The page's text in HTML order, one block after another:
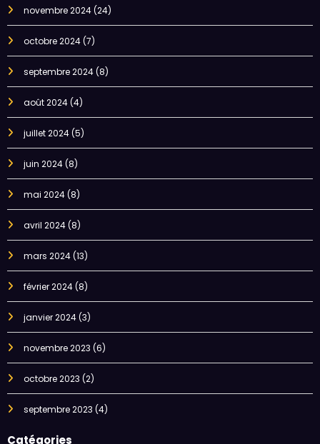
novembre 2024(24)
octobre 2024(7)
septembre 2024(8)
août 2024(4)
juillet 2024(5)
juin 2024(8)
mai 2024(8)
avril 2024(8)
mars 2024(13)
février 2024(8)
janvier 2024(3)
novembre 2023 (6)
octobre 2023 (2)
septembre 2023 (4)
Catégories